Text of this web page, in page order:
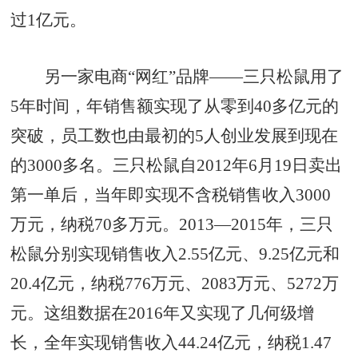
过1亿元。
另一家电商“网红”品牌——三只松鼠用了
5年时间，年销售额实现了从零到40多亿元的
突破，员工数也由最初的5人创业发展到现在
的3000多名。三只松鼠自2012年6月19日卖出
第一单后，当年即实现不含税销售收入3000
万元，纳税70多万元。2013—2015年，三只
松鼠分别实现销售收入2.55亿元、9.25亿元和
20.4亿元，纳税776万元、2083万元、5272万
元。这组数据在2016年又实现了几何级增
长，全年实现销售收入44.24亿元，纳税1.47